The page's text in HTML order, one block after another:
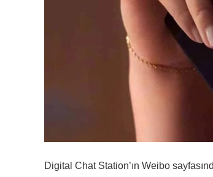
Digital Chat Station’ın Weibo